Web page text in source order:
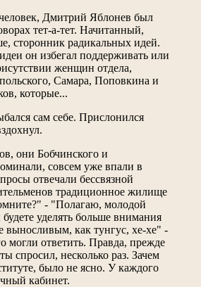
Дмитрий Яблонев был
тет-а-тет. Начитанный,
сторонник радикальных идей.
он избегал поддерживать или
женщин отдела,
Самара, Поповкина и
которые...
сам себе. Прислонился
они Бобчинского и
совсем уже впали в
отвечали бессвязной
традиционное жилище
- "Полагаю, молодой
уделять больше внимания
выносливым, как тунгус, хе-хе" -
могли ответить. Правда, прежде
спросил, несколько раз. Зачем
было не ясно. У каждого
кабинет.